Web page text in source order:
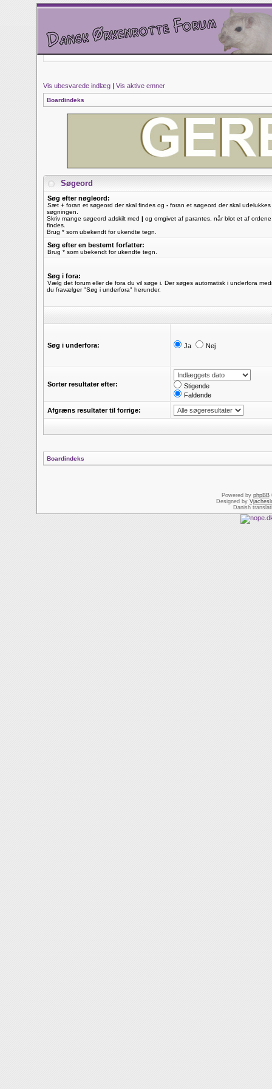
Vis ubesvarede indlæg | Vis aktive emner
Boardindeks
Søgeord
Søg efter nøgleord:
Sæt + foran et søgeord der skal findes og - foran et søgeord der skal udelukkes
søgningen.
Skriv mange søgeord adskilt med | og omgivet af parantes, når blot et af
findes.
Brug * som ubekendt for ukendte tegn.
Søg efter en bestemt forfatter:
Brug * som ubekendt for ukendte tegn.
Søg i fora:
Vælg det forum eller de fora du vil søge i. Der søges automatisk i underfora
du fravælger "Søg i underfora" herunder.
Søg i underfora: Ja Nej
Sorter resultater efter:
Stigende
Faldende
Afgræns resultater til forrige:
Boardindeks
Powered by phpBB
Designed by
Danish